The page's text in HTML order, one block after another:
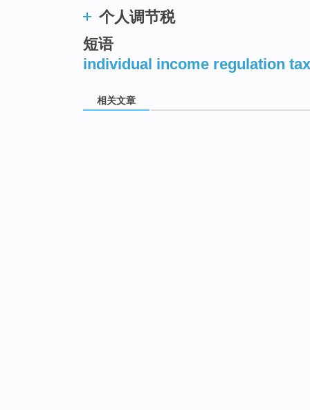
个人调节税
短语
individual income regulation
相关文章